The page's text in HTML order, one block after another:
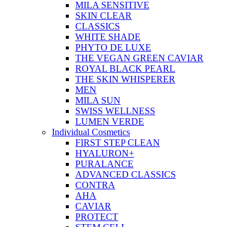
MILA SENSITIVE
SKIN CLEAR
CLASSICS
WHITE SHADE
PHYTO DE LUXE
THE VEGAN GREEN CAVIAR
ROYAL BLACK PEARL
THE SKIN WHISPERER
MEN
MILA SUN
SWISS WELLNESS
LUMEN VERDE
Individual Cosmetics
FIRST STEP CLEAN
HYALURON+
PURALANCE
ADVANCED CLASSICS
CONTRA
AHA
CAVIAR
PROTECT